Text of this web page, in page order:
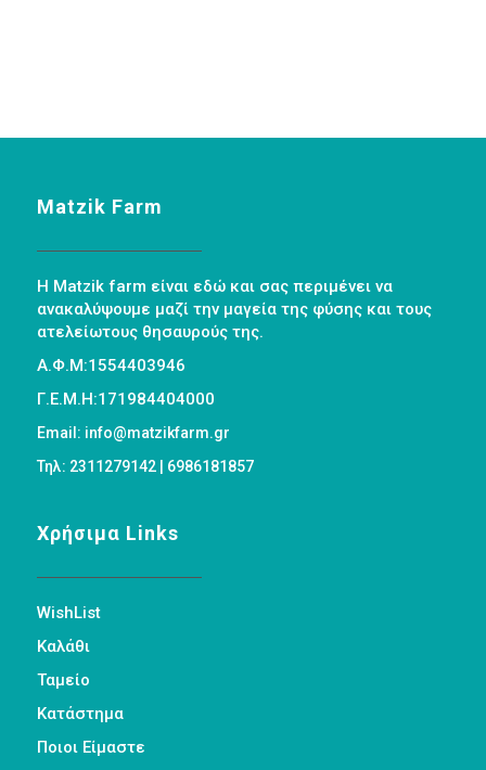
Matzik Farm
Η Matzik farm είναι εδώ και σας περιμένει να
ανακαλύψουμε μαζί την μαγεία της φύσης και τους
ατελείωτους θησαυρούς της.
Α.Φ.Μ:1554403946
Γ.Ε.Μ.Η:171984404000
Email: info@matzikfarm.gr
Τηλ: 2311279142 | 6986181857
Χρήσιμα Links
WishList
Καλάθι
Ταμείο
Κατάστημα
Ποιοι Είμαστε